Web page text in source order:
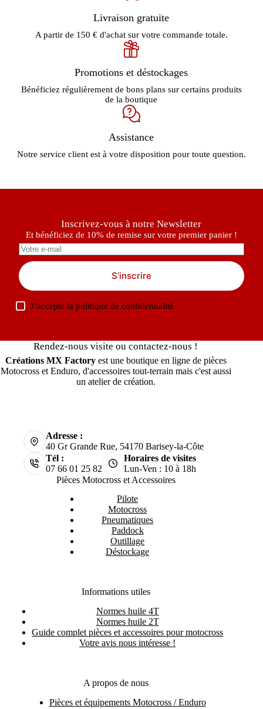
Livraison gratuite
A partir de 150 € d'achat sur votre commande totale.
Promotions et déstockages
Bénéficiez régulièrement de bons plans sur certains produits
de la boutique
Assistance
Notre service client est à votre disposition pour toute question.
Inscrivez-vous à notre Newsletter
Et bénéficiez de 10% de remise sur votre premier panier !
S’inscrire
J’accepte lapolitique de confidentialité
Rendez-nous visite ou contactez-nous !
Créations MX Factoryest une boutique en ligne de pièces
Motocross et Enduro, d'accessoires tout-terrain mais c'est aussi
un atelier de création.
Adresse :
40 Gr Grande Rue, 54170 Barisey-la-Côte
Tél :
07 66 01 25 82
Horaires de visites
Lun-Ven : 10 à 18h
Pièces Motocross et Accessoires
Pilote
Motocross
Pneumatiques
Paddock
Outillage
Déstockage
Informations utiles
Normes huile 4T
Normes huile 2T
Guide complet pièces et accessoires pour motocross
Votre avis nous intéresse !
A propos de nous
Pièces et équipements Motocross / Enduro